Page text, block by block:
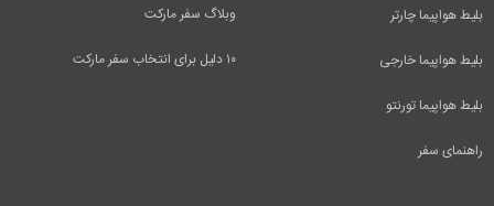
وبلاگ سفر مارکت
۱۰ دلیل برای انتخاب سفر مارکت
بلیط هواپیما چارتر
بلیط هواپیما خارجی
بلیط هواپیما تورنتو
راهنمای سفر